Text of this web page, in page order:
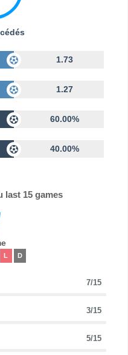
1.73
1.27
60.00%
40.00%
last 15 games
L D
7/15
3/15
5/15